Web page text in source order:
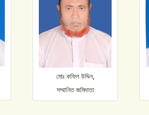
মােঃ কফিল উদ্দিন,
সম্মানিত জমিদাতা